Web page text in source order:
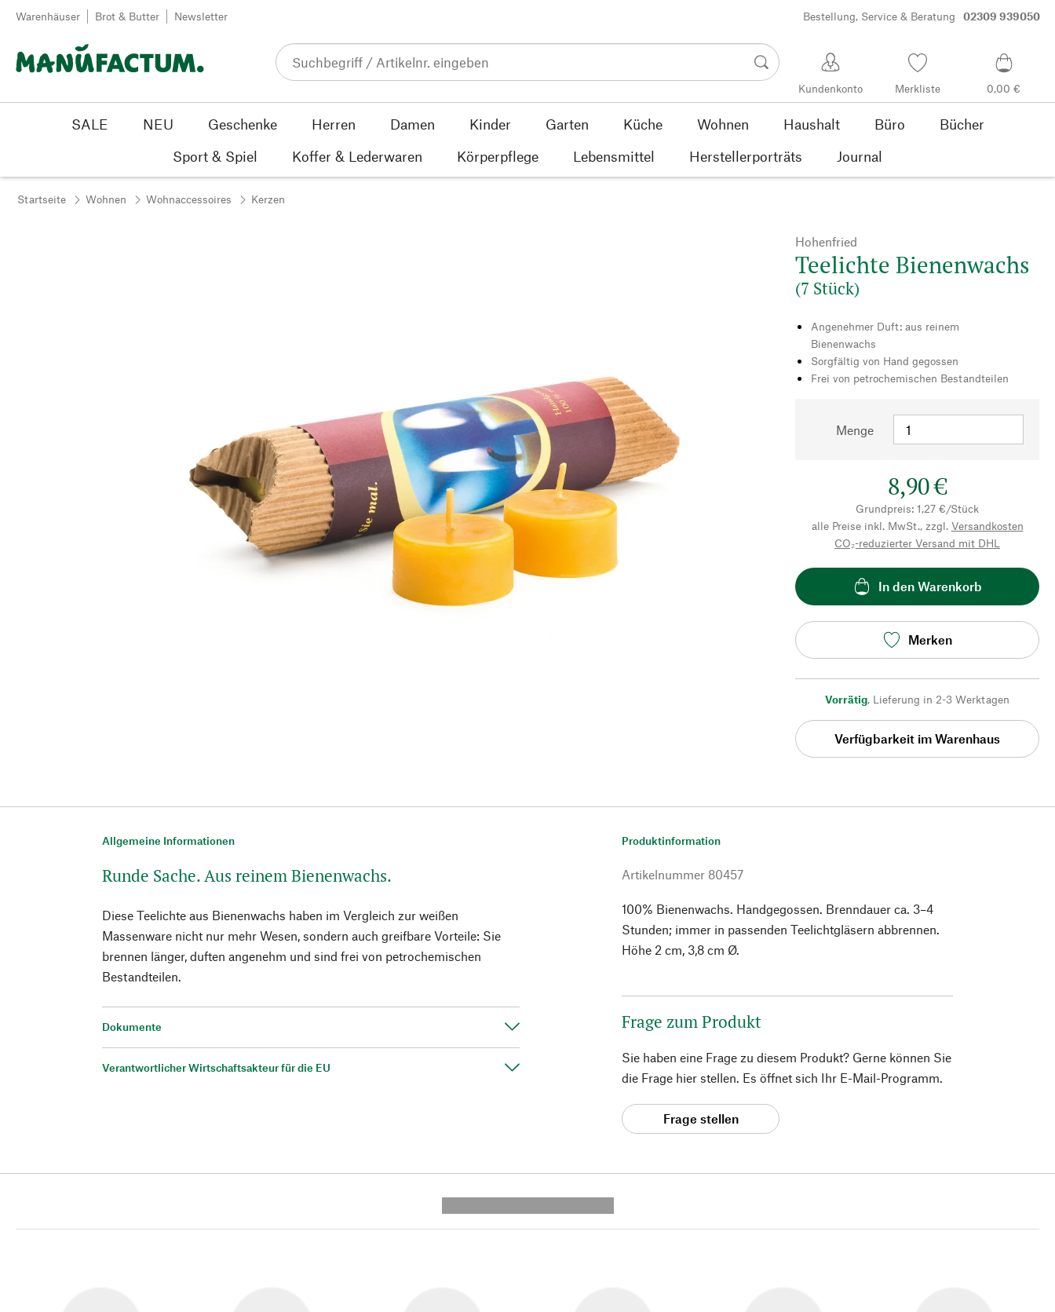
Zum Inhalt springen
Warenhäuser Brot & Butter Newsletter Bestellung, Service & Beratung 02309 939050
Kundenkonto Merkliste 0,00 €
SALE NEU Geschenke Herren Damen Kinder Garten Küche Wohnen Haushalt Büro
Bücher
Sport & Spiel
Koffer & Lederwaren Körperpflege Lebensmittel Herstellerporträts Journal
Startseite Wohnen Wohnaccessoires Kerzen
Hohenfried
Teelichte Bienenwachs
(7 Stück)
Angenehmer Duft: aus reinem
Bienenwachs
Sorgfältig von Hand gegossen
Frei von petrochemischen Bestandteilen
Menge
8,90 €
Grundpreis: 1,27 €/Stück
alle Preise inkl. MwSt., zzgl. Versandkosten
CO₂-reduzierter Versand mit DHL
In den Warenkorb
Merken
Vorrätig, Lieferung in 2-3 Werktagen
Verfügbarkeit im Warenhaus
Allgemeine Informationen
Runde Sache. Aus reinem Bienenwachs.
Diese Teelichte aus Bienenwachs haben im Vergleich zur weißen
Massenware nicht nur mehr Wesen, sondern auch greifbare Vorteile: Sie
brennen länger, duften angenehm und sind frei von petrochemischen
Bestandteilen.
Dokumente
Verantwortlicher Wirtschaftsakteur für die EU
Produktinformation
Artikelnummer 80457
100% Bienenwachs. Handgegossen. Brenndauer ca. 3–4
Stunden; immer in passenden Teelichtgläsern abbrennen.
Höhe 2 cm, 3,8 cm Ø.
Frage zum Produkt
Sie haben eine Frage zu diesem Produkt? Gerne können Sie
die Frage hier stellen. Es öffnet sich Ihr E-Mail-Programm.
Frage stellen